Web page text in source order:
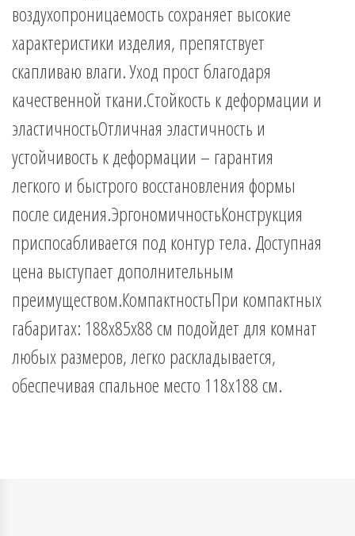
воздухопроницаемость сохраняет высокие
характеристики изделия, препятствует
скапливаю влаги. Уход прост благодаря
качественной ткани.Стойкость к деформации и
эластичностьОтличная эластичность и
устойчивость к деформации – гарантия
легкого и быстрого восстановления формы
после сидения.ЭргономичностьКонструкция
приспосабливается под контур тела. Доступная
цена выступает дополнительным
преимуществом.КомпактностьПри компактных
габаритах: 188x85x88 см подойдет для комнат
любых размеров, легко раскладывается,
обеспечивая спальное место 118х188 см.